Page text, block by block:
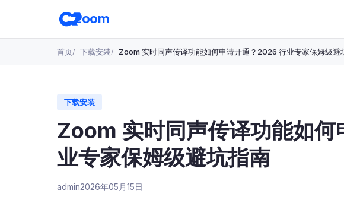
至
要
zoom
首页 下载安装 Zoom 实时同声传译功能如何申请开通？2026 行业专家保姆级避
下载安装
Zoom 实时同声传译功能如
业专家保姆级避坑指南
admin2026年05月15日